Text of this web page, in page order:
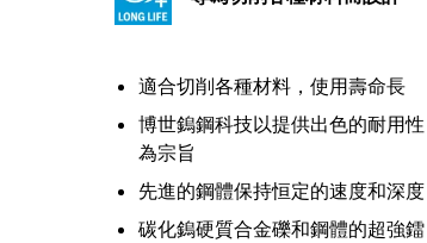
適合切削各種材料，使用壽命長
博世鎢鋼科技以提供出色的耐用性
為宗旨
先進的鋼體保持恒定的速度和深度
碳化鎢硬質合金礫和鋼體的超強鐳